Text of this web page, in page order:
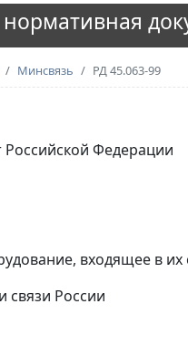
нормативная
Минсвязь РД 45.063-99
Российской Федерации
входящее в их
связи России